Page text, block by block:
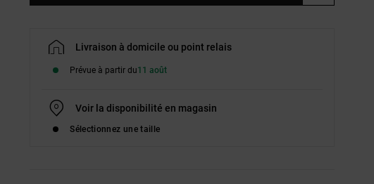
Livraison à domicile ou point relais
Prévue à partir du11 août
Voir la disponibilité en magasin
Sélectionnez une taille